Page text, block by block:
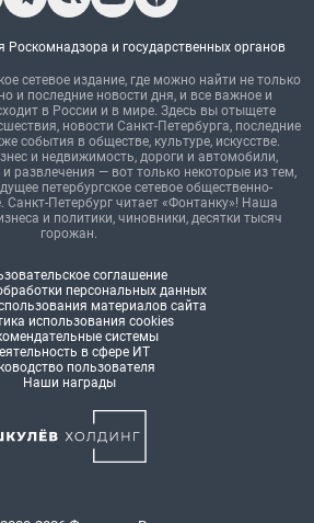
Роскомнадзора и государственных органов
сетевое издание, где можно найти не только
и последние новости дня, и все важное и
в России и в мире. Здесь вы отыщете
новости Санкт-Петербурга, последние
события в обществе, культуре, искусстве.
и недвижимость, дороги и автомобили,
развлечения — вот только некоторые из тем,
петербургское сетевое общественно-
Санкт-Петербург читает «Фонтанку»! Наша
и политики, чиновники, десятки тысяч
горожан.
соглашение
персональных данных
материалов сайта
использования cookies
системы
в сфере ИТ
пользователя
Наши награды